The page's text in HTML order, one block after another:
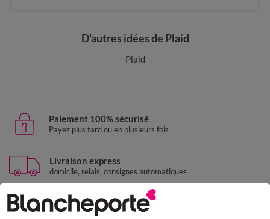
D'autres idées de Plaid
Plaid
Paiement 100% sécurisé
Payez plus tard ou en plusieurs fois
Livraison express
domicile, relais, consignes automatiques
Retours gratuits
sous 30 jours avec Mondial Relay uniquement